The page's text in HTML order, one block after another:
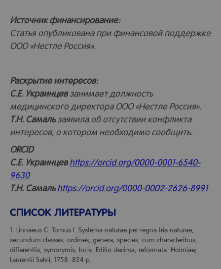
Источник финансирование:
Статья опубликована при финансовой поддержке
ООО «Нестле Россия».
Раскрытие интересов:
С.Е. Украинцевзанимает должность
медицинского директора ООО «Нестле Россия».
Т.Н. Самальзаявила об отсутствии конфликта
интересов, о котором необходимо сообщить.
ORCID
С.Е. Украинцев https://orcid.org/0000-0001-6540-
9630
Т.Н. Самаль https://orcid.org/0000-0002-2626-8991
СПИСОК ЛИТЕРАТУРЫ
1. Linnaeus C. Tomus I. Systema naturae per regna tria naturae,
secundum classes, ordines, genera, species, cum characteribus,
differentiis, synonymis, locis. Editio decima, reformata. Holmiae;
Laurentii Salvii; 1758. 824 p.